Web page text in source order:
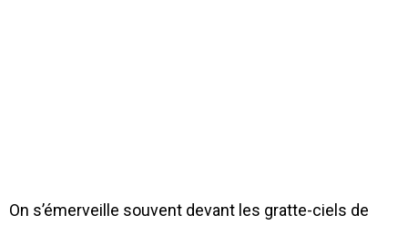
On s’émerveille souvent devant les gratte-ciels de